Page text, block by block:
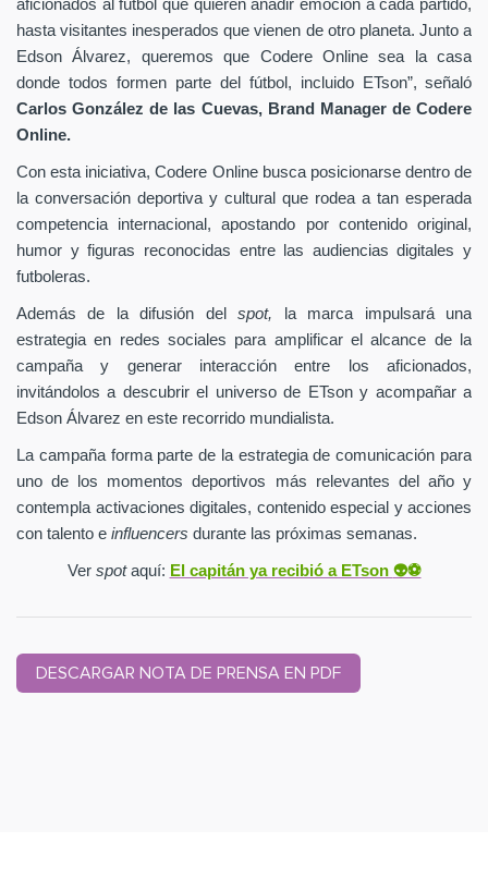
aficionados al fútbol que quieren añadir emoción a cada partido,
hasta visitantes inesperados que vienen de otro planeta. Junto a
Edson Álvarez, queremos que Codere Online sea la casa
donde todos formen parte del fútbol, incluido ETson”, señaló
Carlos González de las Cuevas, Brand Manager de Codere
Online.
Con esta iniciativa, Codere Online busca posicionarse dentro de
la conversación deportiva y cultural que rodea a tan esperada
competencia internacional, apostando por contenido original,
humor y figuras reconocidas entre las audiencias digitales y
futboleras.
Además de la difusión delspot,
la marca impulsará una
estrategia en redes sociales para amplificar el alcance de la
campaña y generar interacción entre los aficionados,
invitándolos a descubrir el universo de ETson y acompañar a
Edson Álvarez en este recorrido mundialista.
La campaña forma parte de la estrategia de comunicación para
uno de los momentos deportivos más relevantes del año y
contempla activaciones digitales, contenido especial y acciones
con talento e influencers durante las próximas semanas.
Ver spotaquí: El capitán ya recibió a ETson 👽⚽️
DESCARGAR NOTA DE PRENSA EN PDF